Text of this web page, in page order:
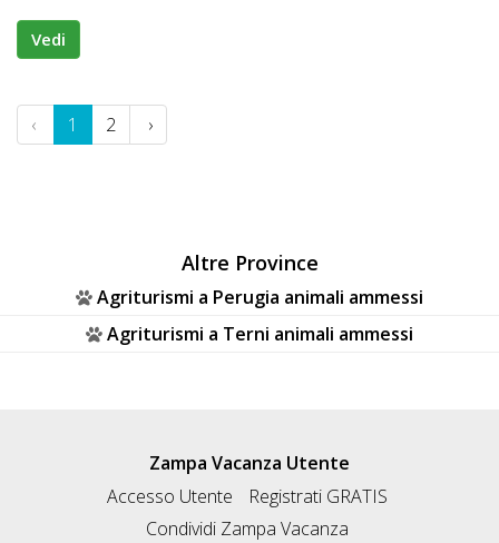
Vedi
‹ 1 2 ›
Altre Province
Agriturismi a Perugia animali ammessi
Agriturismi a Terni animali ammessi
Zampa Vacanza Utente
Accesso Utente
Registrati GRATIS
Condividi Zampa Vacanza